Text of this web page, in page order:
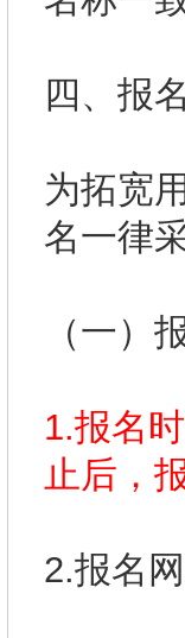
四、报
为拓宽
名一律
（一）
1.报名
止后，
2.报名